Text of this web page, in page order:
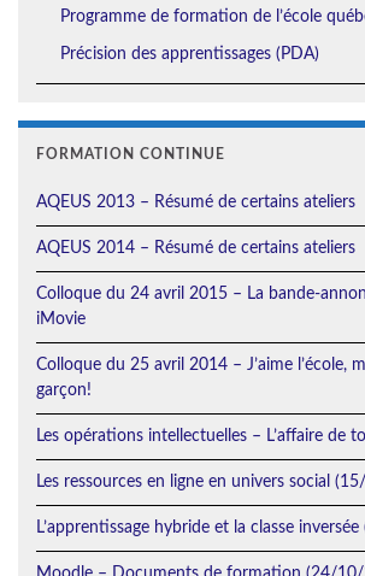
Programme de formation de l’école
Précision des apprentissages (PDA)
FORMATION CONTINUE
AQEUS 2013 – Résumé de certains ateliers
AQEUS 2014 – Résumé de certains ateliers
Colloque du 24 avril 2015 – La bande-
iMovie
Colloque du 25 avril 2014 – J’aime l’école,
garçon!
Les opérations intellectuelles – L’affaire de
Les ressources en ligne en univers social
L’apprentissage hybride et la classe